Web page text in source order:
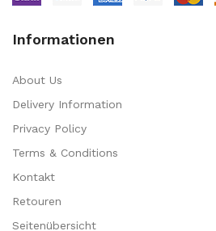
Informationen
About Us
Delivery Information
Privacy Policy
Terms & Conditions
Kontakt
Retouren
Seitenübersicht